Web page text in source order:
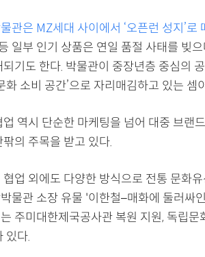
관은 MZ세대 사이에서 ‘오픈런 성지’로
일부 인기 상품은 연일 품절 사태를 빚
기도 한다. 박물관이 중장년층 중심의
화 소비 공간’으로 자리매김하고 있는 셈
역시 단순한 마케팅을 넘어 대중 브랜
의 주목을 받고 있다.
업 외에도 다양한 방식으로 전통 문화
물관 소장 유물 '이한철–매화에 둘러싸
주미대한제국공사관 복원 지원, 독립문
있다.